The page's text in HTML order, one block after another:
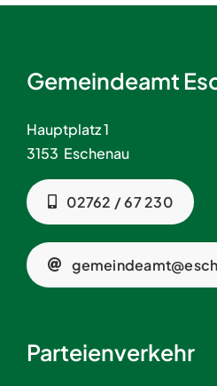
Gemeindeamt
Hauptplatz 1
3153 Eschenau
02762 / 67 230
Parteienverkehr